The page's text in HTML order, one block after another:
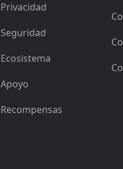
Privacidad
Seguridad
Ecosistema
Apoyo
Recompensas